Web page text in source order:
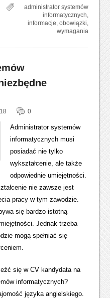
administrator systemów
informatycznych,
informacje,obowiązki,
wymagania
0
Administrator systemów
informatycznych musi
posiadać nie tylko
wykształcenie, ale także
odpowiednie umiejętności.
nie zawsze jest
pracy w tym zawodzie.
się bardzo istotną
Jednak trzeba
mogą spełniać się
się w CV kandydata na
informatycznych?
języka angielskiego.